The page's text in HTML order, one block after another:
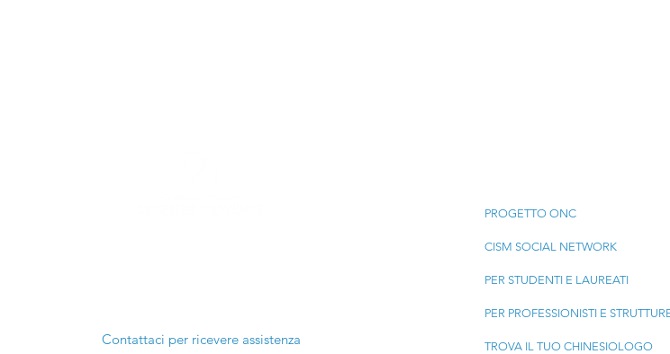
Contattaci per ricevere assistenza
PROGETTO ONC
CISM SOCIAL NETWORK
PER STUDENTI E LAUREATI
PER PROFESSIONISTI E
TROVA IL TUO CHINESIOLOGO